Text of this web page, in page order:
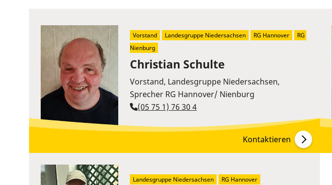
Vorstand Landesgruppe Niedersachsen RG Hannover
RG
Nienburg
Christian Schulte
Vorstand, Landesgruppe Niedersachsen,
Sprecher RG Hannover/ Nienburg
(05 75 1) 76 30 4
Kontaktieren
Landesgruppe Niedersachsen RG Hannover